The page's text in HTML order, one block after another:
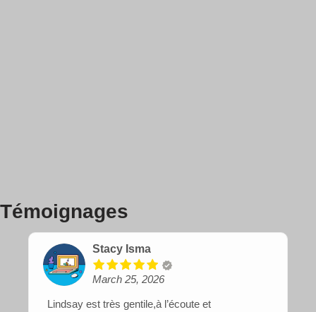
Témoignages
Stacy Isma
March 25, 2026
Lindsay est très gentile,à l’écoute et